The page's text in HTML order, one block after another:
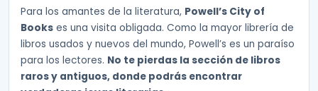
Para los amantes de la literatura, Powell’s City of
Books es una visita obligada. Como la mayor librería de
libros usados y nuevos del mundo, Powell’s es un paraíso
para los lectores. No te pierdas la sección de libros
raros y antiguos, donde podrás encontrar